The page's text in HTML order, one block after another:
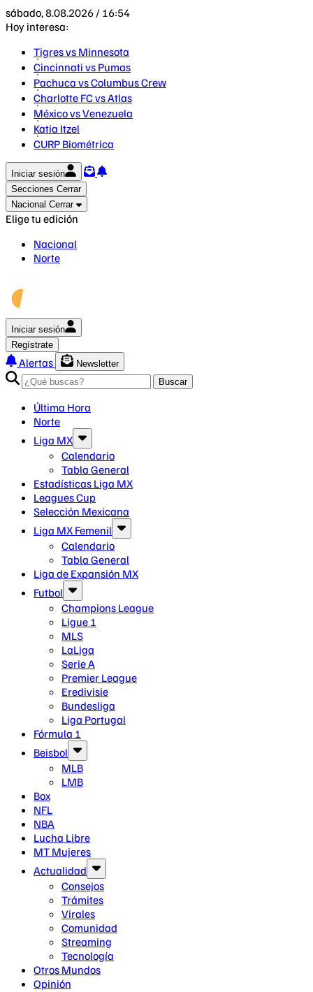
sábado, 8.08.2026 / 16:54
Hoy interesa:
Tigres vs Minnesota
Cincinnati vs Pumas
Pachuca vs Columbus Crew
Charlotte FC vs Atlas
México vs Venezuela
Katia Itzel
CURP Biométrica
Iniciar sesión
Secciones Cerrar
Nacional Cerrar
Elige tu edición
Nacional
Norte
Iniciar sesión
Regístrate
Alertas
Newsletter
Buscar
Última Hora
Norte
Liga MX
Calendario
Tabla General
Estadísticas Liga MX
Leagues Cup
Selección Mexicana
Liga MX Femenil
Calendario
Tabla General
Liga de Expansión MX
Futbol
Champions League
Ligue 1
MLS
LaLiga
Serie A
Premier League
Eredivisie
Bundesliga
Liga Portugal
Fórmula 1
Beisbol
MLB
LMB
Box
NFL
NBA
Lucha Libre
MT Mujeres
Actualidad
Consejos
Trámites
Virales
Comunidad
Streaming
Tecnología
Otros Mundos
Opinión